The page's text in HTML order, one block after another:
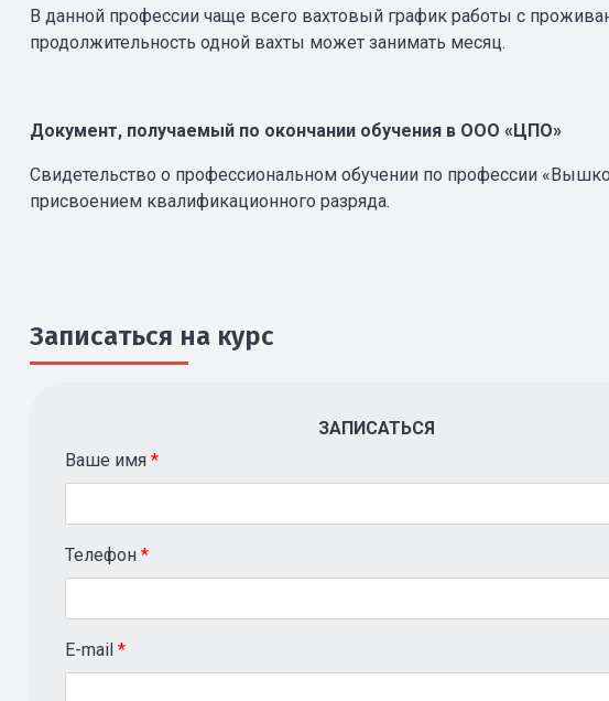
В данной профессии чаще всего вахтовый график работы с
продолжительность одной вахты может занимать месяц.
Документ, получаемый по окончании обучения в ООО «ЦПО»
Свидетельство о профессиональном обучении по профессии
присвоением квалификационного разряда.
Записаться на курс
ЗАПИСАТЬСЯ
Ваше имя *
Телефон *
E-mail *